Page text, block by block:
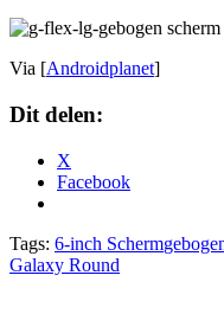
Via [Androidplanet]
Dit delen:
X
Facebook
Tags: 6-inch Scherm
Galaxy Round